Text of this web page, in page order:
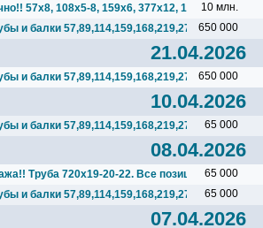
57х8, 108х5-8, 159х6, 377х12, 1020х12 ...
10 млн.
и балки 650 000
21.04.2026
и балки 650 000
10.04.2026
и балки 65 000
08.04.2026
Труба 720х19-20-22. Все позиции 65000 с
65 000
и балки 65 000
07.04.2026